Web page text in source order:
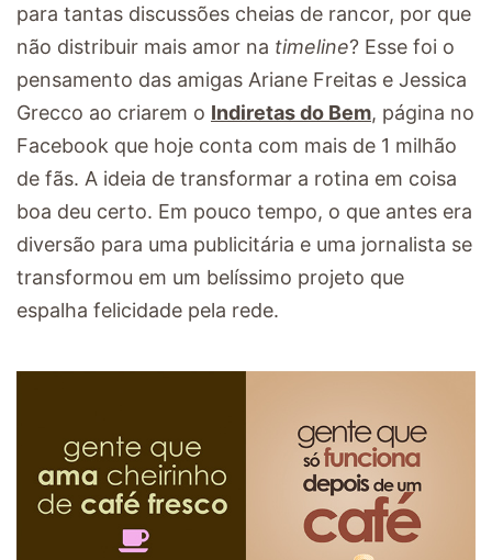
para tantas discussões cheias de rancor, por que
não distribuir mais amor na timeline? Esse foi o
pensamento das amigas Ariane Freitas e Jessica
Grecco ao criarem o Indiretas do Bem, página no
Facebook que hoje conta com mais de 1 milhão
de fãs. A ideia de transformar a rotina em coisa
boa deu certo. Em pouco tempo, o que antes era
diversão para uma publicitária e uma jornalista se
transformou em um belíssimo projeto que
espalha felicidade pela rede.